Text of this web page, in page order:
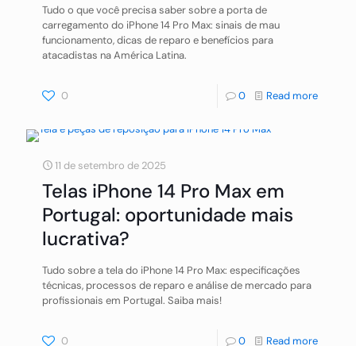
Tudo o que você precisa saber sobre a porta de
carregamento do iPhone 14 Pro Max: sinais de mau
funcionamento, dicas de reparo e benefícios para
atacadistas na América Latina.
0 0 Read more
11 de setembro de 2025
Telas iPhone 14 Pro Max em
Portugal: oportunidade mais
lucrativa?
Tudo sobre a tela do iPhone 14 Pro Max: especificações
técnicas, processos de reparo e análise de mercado para
profissionais em Portugal. Saiba mais!
0 0 Read more